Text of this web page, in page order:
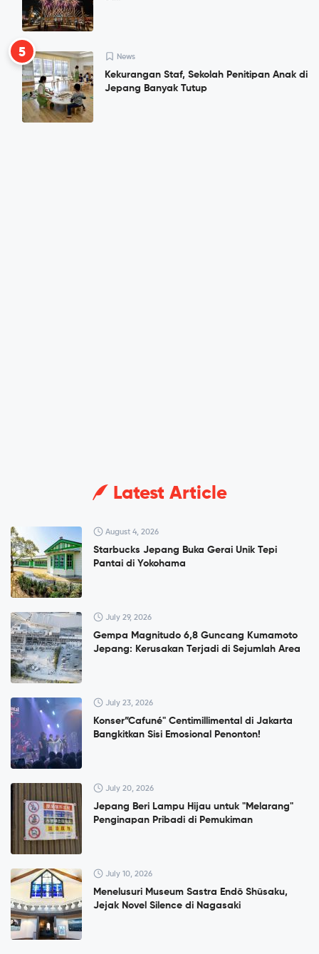
5 News
Kekurangan Staf, Sekolah Penitipan Anak di
Jepang Banyak Tutup
Latest Article
August 4, 2026
Starbucks Jepang Buka Gerai Unik Tepi
Pantai di Yokohama
July 29, 2026
Gempa Magnitudo 6,8 Guncang Kumamoto
Jepang: Kerusakan Terjadi di Sejumlah Area
July 23, 2026
Konser”Cafuné" Centimillimental di Jakarta
Bangkitkan Sisi Emosional Penonton!
July 20, 2026
Jepang Beri Lampu Hijau untuk "Melarang"
Penginapan Pribadi di Pemukiman
July 10, 2026
Menelusuri Museum Sastra Endō Shūsaku,
Jejak Novel Silence di Nagasaki